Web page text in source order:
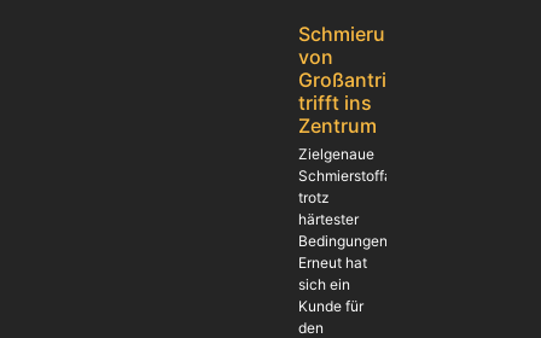
Schmierung
von
Großantrieben
trifft ins
Zentrum
Zielgenaue
Schmierstoffapplikation
trotz
härtester
Bedingungen
Erneut hat
sich ein
Kunde für
den